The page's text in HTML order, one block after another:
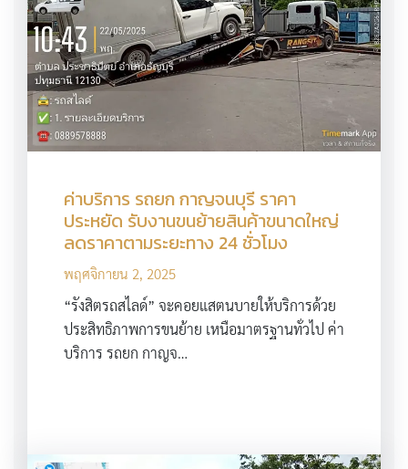
ค่าบริการ รถยก กาญจนบุรี ราคา
ประหยัด รับงานขนย้ายสินค้าขนาดใหญ่
ลดราคาตามระยะทาง 24 ชั่วโมง
พฤศจิกายน 2, 2025
“รังสิตรถสไลด์” จะคอยแสตนบายให้บริการด้วย
ประสิทธิภาพการขนย้าย เหนือมาตรฐานทั่วไป ค่า
บริการ รถยก กาญจ…